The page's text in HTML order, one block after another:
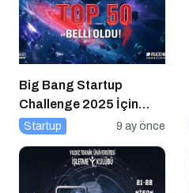
Big Bang Startup
Challenge 2025 İçin
Geri Sayım Başladı
Startup 9 ay önce